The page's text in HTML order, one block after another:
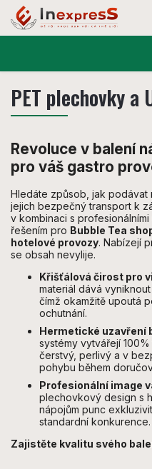
PET plechovky a
Revoluce v balení
pro váš gastro
Hledáte způsob, jak podávat
jejich bezpečný transport k
v kombinaci s
řešením pro Bubble Tea
hotelové provozy. Nabízejí
se obsah nevylije.
Křišťálová čirost pro
materiál dává
čímž okamžitě upoutá
ochutnání.
Hermetické uzavření
systémy vytvářejí
čerstvý, perlivý a v
pohybu během
Profesionální image
plechovkový design s
nápojům punc
standardní konkurence.
Zajistěte kvalitu svého